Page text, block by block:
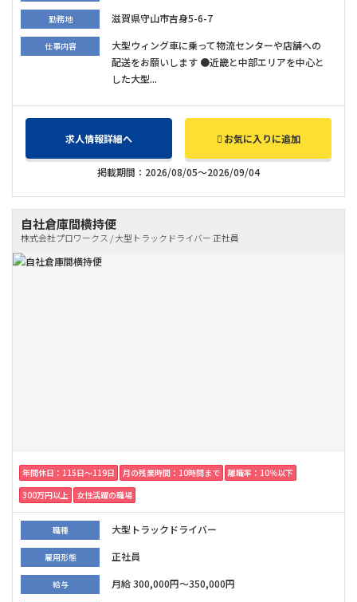
勤務地 滋賀県守山市吉身5-6-7
仕事内容
大型ウィング車に乗って物流センターや店舗への
配送をお願いします ●近畿と中部エリアを中心と
した大型...
求人情報詳細へ お気に入りに追加
掲載期間：2026/08/05～2026/09/04
自社倉庫間横持便
株式会社プロワークス / 大型トラックドライバー 正社員
年間休日：115日〜119日 月の残業時間：10時間まで
離職率：10％以下
300万円以上
女性活躍の職場
職種 大型トラックドライバー
雇用形態 正社員
給与 月給 300,000円～350,000円